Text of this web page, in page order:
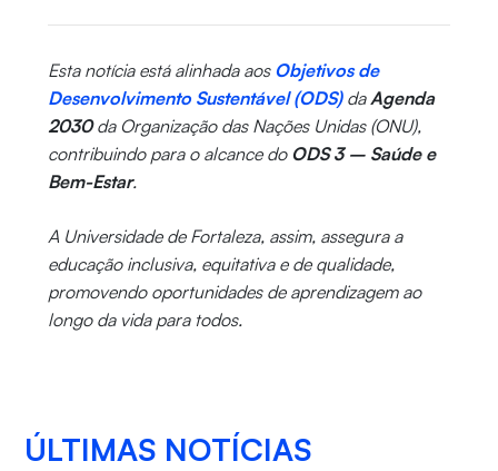
Esta notícia está alinhada aos Objetivos de
Desenvolvimento Sustentável (ODS)da Agenda
2030da Organização das Nações Unidas (ONU),
contribuindo para o alcance do ODS 3 – Saúde e
Bem-Estar.
A Universidade de Fortaleza, assim, assegura a
educação inclusiva, equitativa e de qualidade,
promovendo oportunidades de aprendizagem ao
longo da vida para todos.
ÚLTIMAS NOTÍCIAS